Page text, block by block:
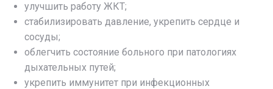
улучшить работу ЖКТ;
стабилизировать давление, укрепить сердце и
сосуды;
облегчить состояние больного при патологиях
дыхательных путей;
укрепить иммунитет при инфекционных